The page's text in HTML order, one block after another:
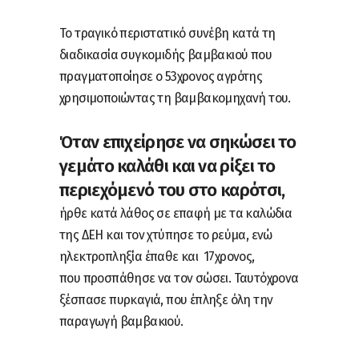
Το τραγικό περιστατικό συνέβη κατά τη
διαδικασία συγκομιδής βαμβακιού που
πραγματοποίησε ο 53χρονος αγρότης
χρησιμοποιώντας τη βαμβακομηχανή του.
Όταν επιχείρησε να σηκώσει το
γεμάτο καλάθι και να ρίξει το
περιεχόμενό του στο καρότσι,
ήρθε κατά λάθος σε επαφή με τα καλώδια
της ΔΕΗ και τον χτύπησε το ρεύμα, ενώ
ηλεκτροπληξία έπαθε και 17χρονος,
που προσπάθησε να τον σώσει. Ταυτόχρονα
ξέσπασε πυρκαγιά, που έπληξε όλη την
παραγωγή βαμβακιού.